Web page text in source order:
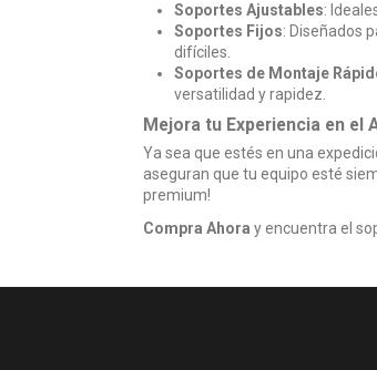
Soportes Ajustables:
Soportes Fijos: Diseñados
difíciles.
Soportes de Montaje
versatilidad y rapidez.
Mejora tu Experiencia en el
Ya sea que estés en una
aseguran que tu equipo esté
premium!
Compra Ahora y encuentra el